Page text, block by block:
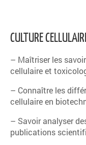
CULTURE
– Maîtriser les
cellulaire et
– Connaître les
cellulaire en
– Savoir analyser
publications